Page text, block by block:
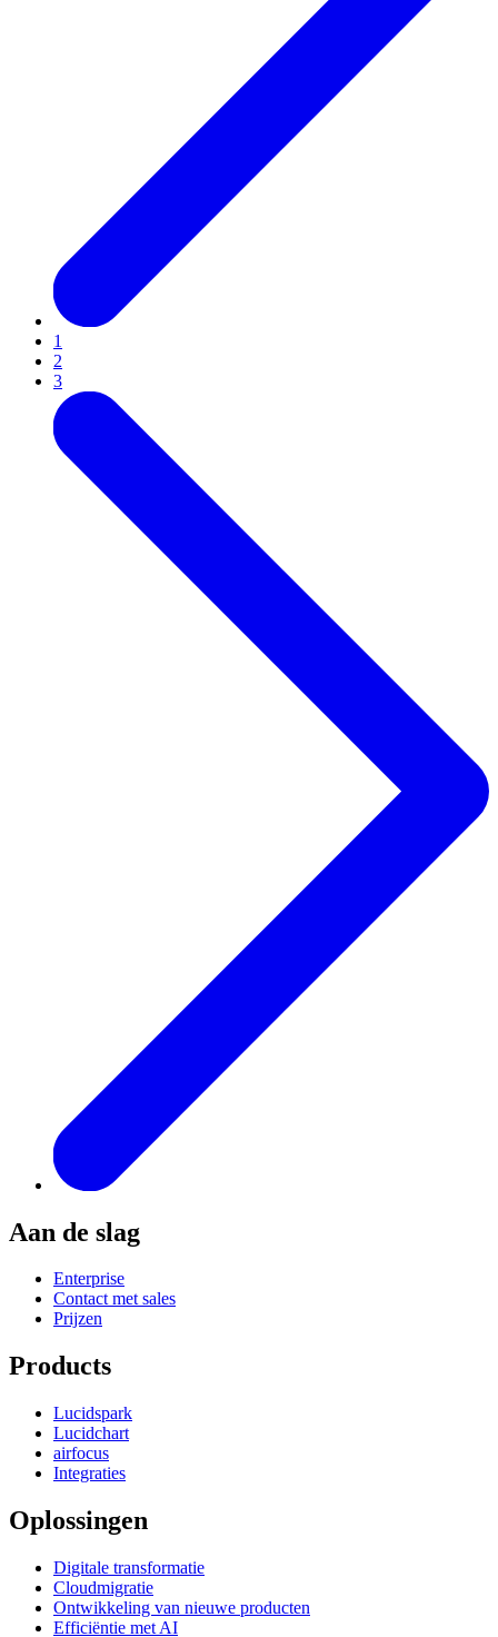
1
2
3
Aan de slag
Enterprise
Contact met sales
Prijzen
Products
Lucidspark
Lucidchart
airfocus
Integraties
Oplossingen
Digitale transformatie
Cloudmigratie
Ontwikkeling van nieuwe producten
Efficiëntie met AI